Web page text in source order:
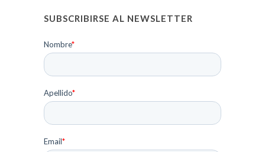
SUBSCRIBIRSE AL NEWSLETTER